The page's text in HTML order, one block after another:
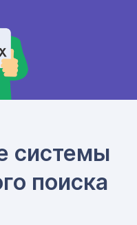
системы
поиска